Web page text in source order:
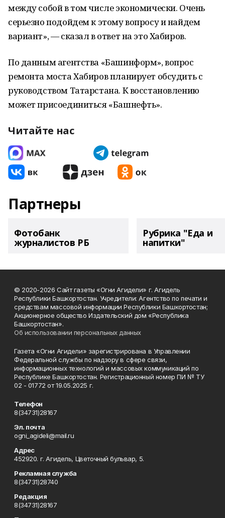
между собой в том числе экономически. Очень
серьезно подойдем к этому вопросу и найдем
вариант», — сказал в ответ на это Хабиров.
По данным агентства «Башинформ», вопрос
ремонта моста Хабиров планирует обсудить с
руководством Татарстана. К восстановлению
может присоединиться «Башнефть».
Читайте нас
Партнеры
Фотобанк
журналистов РБ
Рубрика "Еда и
напитки"
© 2020-2026 Сайт газеты «Огни Агидели» г. Агидель
Республики Башкортостан. Учредители: Агентство по печати и
средствам массовой информации Республики Башкортостан;
Акционерное общество Издательский дом «Республика
Башкортостан».
Об использовании персональных данных
Газета «Огни Агидели» зарегистрирована в Управлении
Федеральной службы по надзору в сфере связи,
информационных технологий и массовых коммуникаций по
Республике Башкортостан. Регистрационный номер ПИ № ТУ
02 - 01772 от 19.05.2025 г.
Телефон
8(34731)28167
Эл. почта
ogni_agideli@mail.ru
Адрес
452920. г. Агидель, Цветочный бульвар, 5.
Рекламная служба
8(34731)28740
Редакция
8(34731)28167